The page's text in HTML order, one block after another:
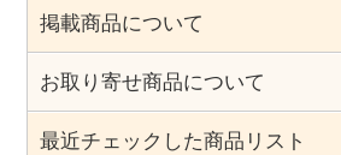
掲載商品について
お取り寄せ商品について
最近チェックした商品リスト